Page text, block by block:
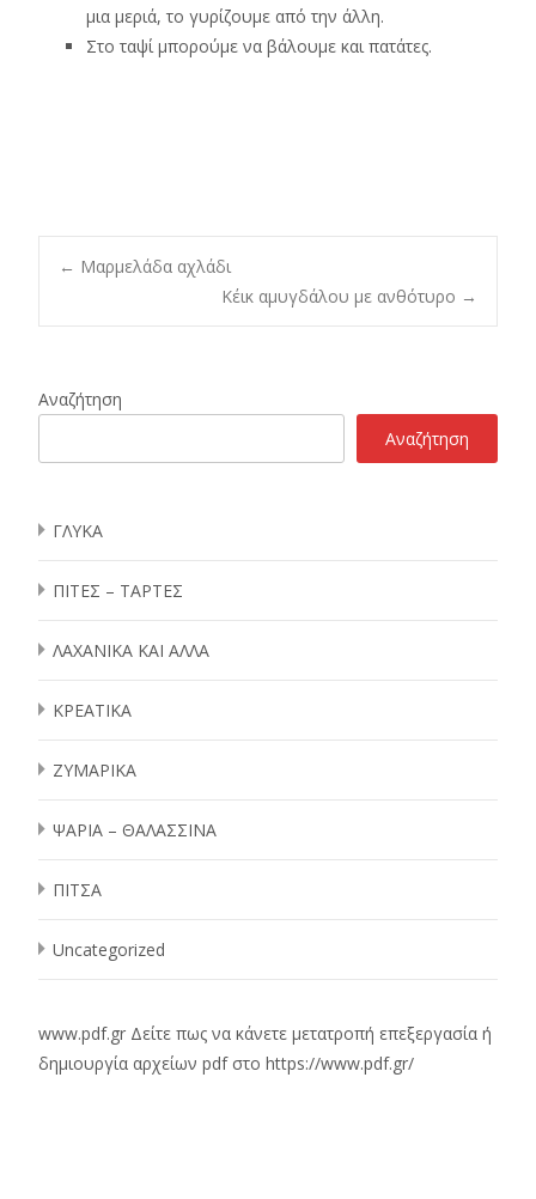
μια μεριά, το γυρίζουμε από την άλλη.
Στο ταψί μπορούμε να βάλουμε και πατάτες.
Post
← Μαρμελάδα αχλάδι
Κέικ αμυγδάλου με ανθότυρο →
Αναζήτηση
Αναζήτηση
ΓΛΥΚΑ
ΠΙΤΕΣ – ΤΑΡΤΕΣ
ΛΑΧΑΝΙΚΑ ΚΑΙ ΑΛΛΑ
ΚΡΕΑΤΙΚΑ
ΖΥΜΑΡΙΚΑ
ΨΑΡΙΑ – ΘΑΛΑΣΣΙΝΑ
ΠΙΤΣΑ
Uncategorized
www.pdf.gr Δείτε πως να κάνετε μετατροπή επεξεργασία ή
δημιουργία αρχείων pdf στο https://www.pdf.gr/